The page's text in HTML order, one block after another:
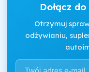
Dołącz
Otrzymuj
odżywianiu,